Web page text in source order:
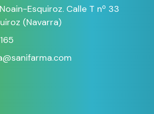
Esquiroz. Calle T nº 33
(Navarra)